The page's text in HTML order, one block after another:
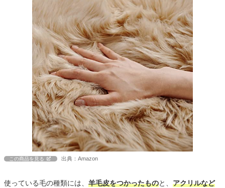
この商品を見る 出典：Amazon
使っている毛の種類には、 羊毛皮をつかったものと、 アクリルなど